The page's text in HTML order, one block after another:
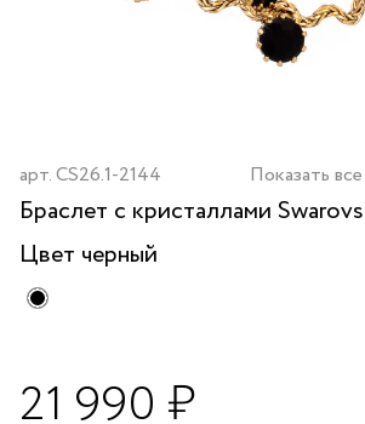
арт.CS26.1-2144 Показать
Браслет с кристаллами
Цвет черный
21 990 ₽